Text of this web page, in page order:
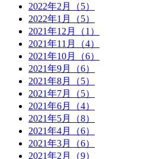
2022年2月（5）
2022年1月（5）
2021年12月（1）
2021年11月（4）
2021年10月（6）
2021年9月（6）
2021年8月（5）
2021年7月（5）
2021年6月（4）
2021年5月（8）
2021年4月（6）
2021年3月（6）
2021年2月（9）